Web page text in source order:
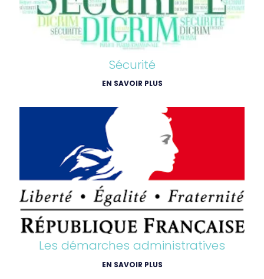
Sécurité
EN SAVOIR PLUS
Les démarches administratives
EN SAVOIR PLUS